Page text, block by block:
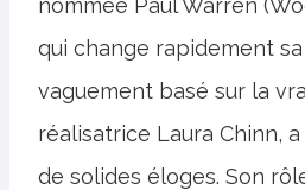
qui change rapidement
vaguement basé sur la
réalisatrice Laura Chinn,
de solides éloges. Son